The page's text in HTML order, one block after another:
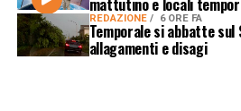
mattutino e locali
REDAZIONE 6 ORE FA
Temporale si abbatte sul
allagamenti e disagi